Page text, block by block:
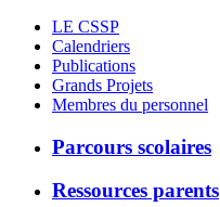
LE CSSP
Calendriers
Publications
Grands Projets
Membres du personnel
Parcours scolaires
Ressources parents